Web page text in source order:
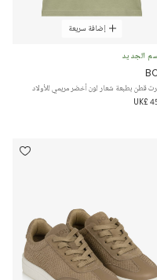
إضافة سريعة
الجديد
قطن بطبعة شعار لون أخضر مريمي للأولاد
UK£